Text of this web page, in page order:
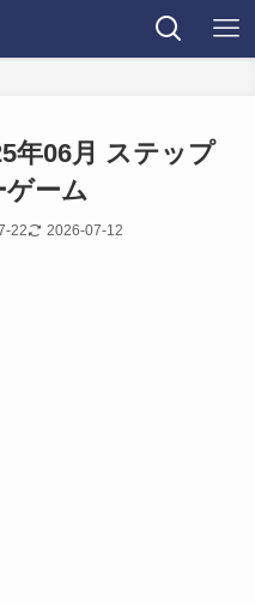
年06月 ステップ
ーム
22 2026-07-12